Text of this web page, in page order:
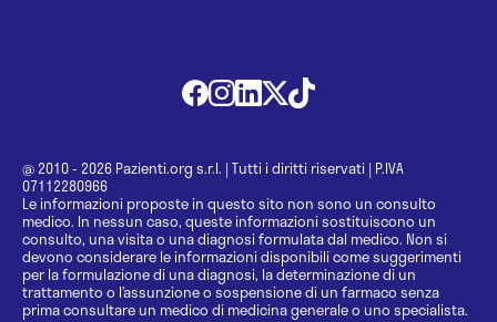
@ 2010 - 2026 Pazienti.org s.r.l. | Tutti i diritti riservati | P.IVA
07112280966
Le informazioni proposte in questo sito non sono un consulto
medico. In nessun caso, queste informazioni sostituiscono un
consulto, una visita o una diagnosi formulata dal medico. Non si
devono considerare le informazioni disponibili come suggerimenti
per la formulazione di una diagnosi, la determinazione di un
trattamento o l’assunzione o sospensione di un farmaco senza
prima consultare un medico di medicina generale o uno specialista.